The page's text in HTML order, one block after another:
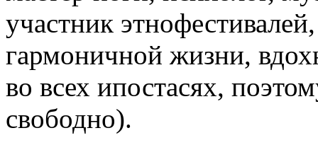
участник
гармоничной жизни,
во всех ипостасях,
свободно).